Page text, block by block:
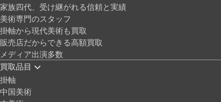
家族四代、受け継がれる信頼と実績
美術専門のスタッフ
掛軸から現代美術も買取
販売店だからできる高額買取
メディア出演多数
買取品目
掛軸
中国美術